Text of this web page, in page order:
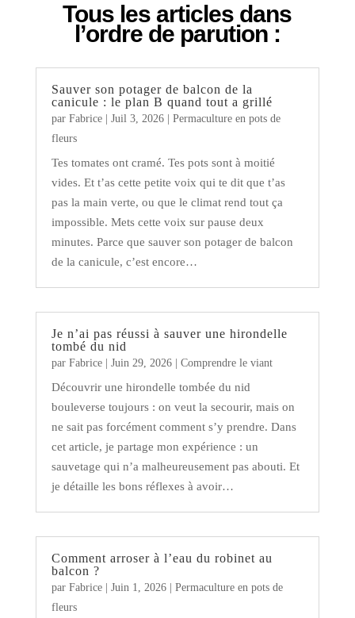
Tous les articles dans
l’ordre de parution :
Sauver son potager de balcon de la
canicule : le plan B quand tout a grillé
par Fabrice| Juil 3, 2026| Permaculture en pots de
fleurs
Tes tomates ont cramé. Tes pots sont à moitié
vides. Et t’as cette petite voix qui te dit que t’as
pas la main verte, ou que le climat rend tout ça
impossible. Mets cette voix sur pause deux
minutes. Parce que sauver son potager de balcon
de la canicule, c’est encore…
Je n’ai pas réussi à sauver une hirondelle
tombé du nid
par Fabrice| Juin 29, 2026| Comprendre le viant
Découvrir une hirondelle tombée du nid
bouleverse toujours : on veut la secourir, mais on
ne sait pas forcément comment s’y prendre. Dans
cet article, je partage mon expérience : un
sauvetage qui n’a malheureusement pas abouti. Et
je détaille les bons réflexes à avoir…
Comment arroser à l’eau du robinet au
balcon ?
par Fabrice| Juin 1, 2026| Permaculture en pots de
fleurs